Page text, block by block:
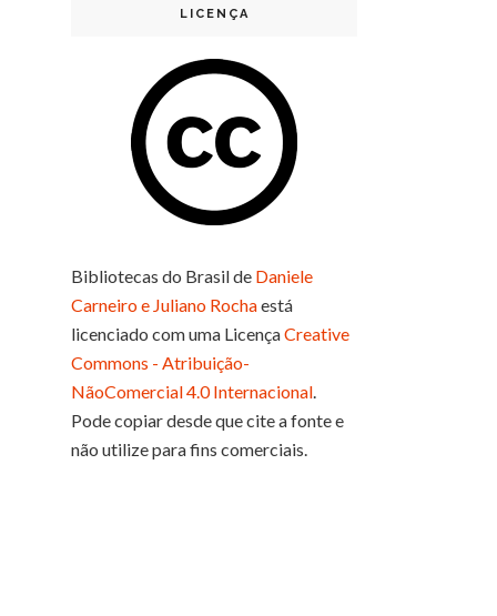
LICENÇA
Bibliotecas do Brasilde Daniele
Carneiro e Juliano Rochaestá
licenciado com uma LicençaCreative
Commons - Atribuição-
NãoComercial 4.0 Internacional.
Pode copiar desde que cite a fonte e
não utilize para fins comerciais.